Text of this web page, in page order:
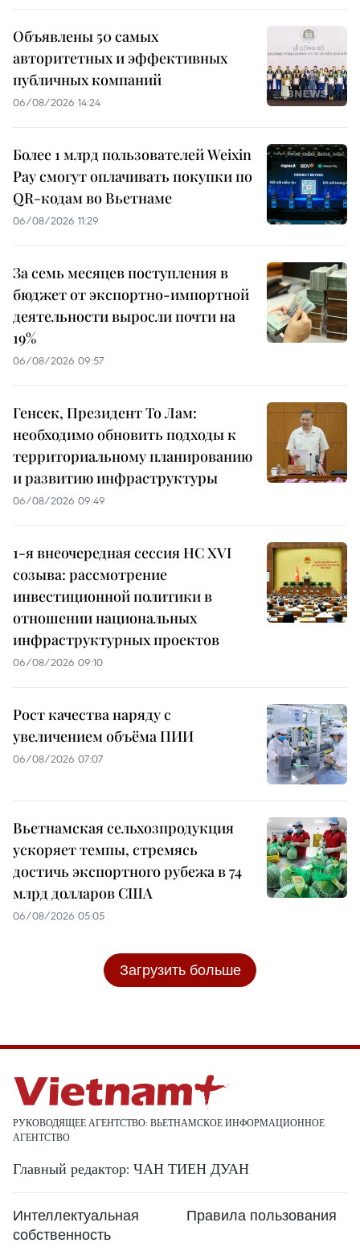
Объявлены 50 самых
авторитетных и эффективных
публичных компаний
06/08/2026 14:24
Более 1 млрд пользователей Weixin
Pay смогут оплачивать покупки по
QR-кодам во Вьетнаме
06/08/2026 11:29
За семь месяцев поступления в
бюджет от экспортно-импортной
деятельности выросли почти на
19%
06/08/2026 09:57
Генсек, Президент То Лам:
необходимо обновить подходы к
территориальному планированию
и развитию инфраструктуры
06/08/2026 09:49
1-я внеочередная сессия НС XVI
созыва: рассмотрение
инвестиционной политики в
отношении национальных
инфраструктурных проектов
06/08/2026 09:10
Рост качества наряду с
увеличением объёма ПИИ
06/08/2026 07:07
Вьетнамская сельхозпродукция
ускоряет темпы, стремясь
достичь экспортного рубежа в 74
млрд долларов США
06/08/2026 05:05
Загрузить больше
РУКОВОДЯЩЕЕ АГЕНТСТВО: ВЬЕТНАМСКОЕ ИНФОРМАЦИОННОЕ
АГЕНТСТВО
Главный редактор: ЧАН ТИЕН ДУАН
Интеллектуальная
собственность
Правила пользования